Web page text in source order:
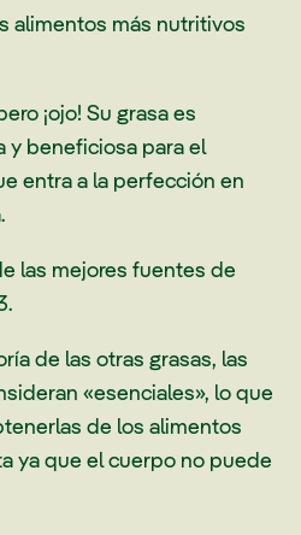
alimentos más nutritivos
¡ojo! Su grasa es
y beneficiosa para el
entra a la perfección en
las mejores fuentes de
de las otras grasas, las
«esenciales», lo que
de los alimentos
ya que el cuerpo no puede